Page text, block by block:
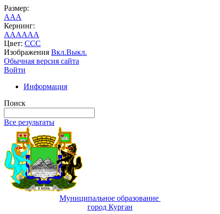
Размер:
AAA
Кернинг:
AAAAAA
Цвет: CCC
Изображения Вкл.Выкл.
Обычная версия сайта
Войти
Информация
Поиск
Все результаты
Муниципальное образование
город Курган